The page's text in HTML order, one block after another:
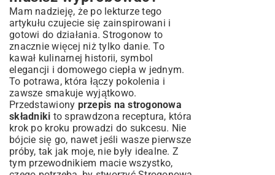
Mam nadzieję, że po lekturze tego
artykułu czujecie się zainspirowani i
gotowi do działania. Strogonow to
znacznie więcej niż tylko danie. To
kawał kulinarnej historii, symbol
elegancji i domowego ciepła w jednym.
To potrawa, która łączy pokolenia i
zawsze smakuje wyjątkowo.
Przedstawiony przepis na strogonowa
składniki to sprawdzona receptura, która
krok po kroku prowadzi do sukcesu. Nie
bójcie się go, nawet jeśli wasze pierwsze
próby, tak jak moje, nie były idealne. Z
tym przewodnikiem macie wszystko,